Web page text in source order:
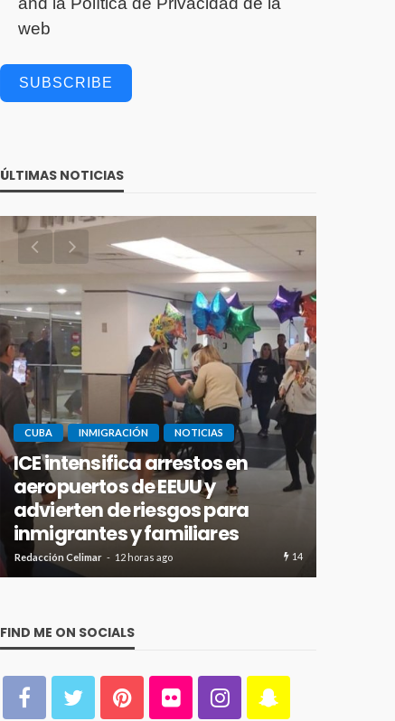
web
SUBSCRIBE
ÚLTIMAS NOTICIAS
CUBA INMIGRACIÓN NOTICIAS
Panamá expulsa a
cubanoamericano buscado en
Florida por presunto
narcotráfico
Redacción Celimar 2 días ago 19
FIND ME ON SOCIALS